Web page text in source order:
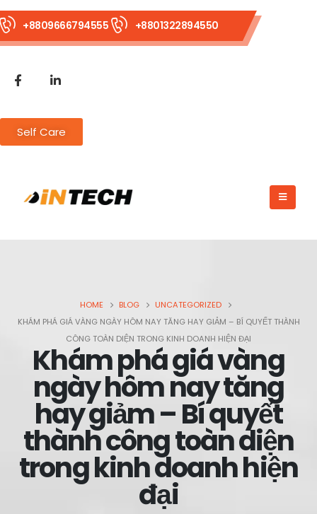
+8809666794555 +8801322894550
Self Care
HOME BLOG
UNCATEGORIZED
KHÁM PHÁ GIÁ VÀNG NGÀY HÔM NAY TĂNG HAY GIẢM – BÍ QUYẾT THÀNH
CÔNG TOÀN DIỆN TRONG KINH DOANH HIỆN ĐẠI
Khám phá giá vàng
ngày hôm nay tăng
hay giảm – Bí quyết
thành công toàn diện
trong kinh doanh hiện
đại